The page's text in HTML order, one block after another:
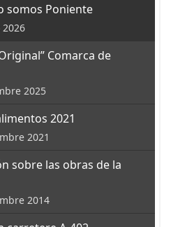
somos Poniente
Comarca de
2025
2021
2021
sobre las obras de la
2014